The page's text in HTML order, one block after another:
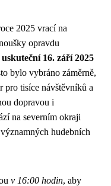
2025 vrací na
opravdu
16. září 2025
bylo vybráno záměrně,
pro tisíce návštěvníků a
dopravou i
na severním okraji
hudebních
v 16:00 hodin, aby